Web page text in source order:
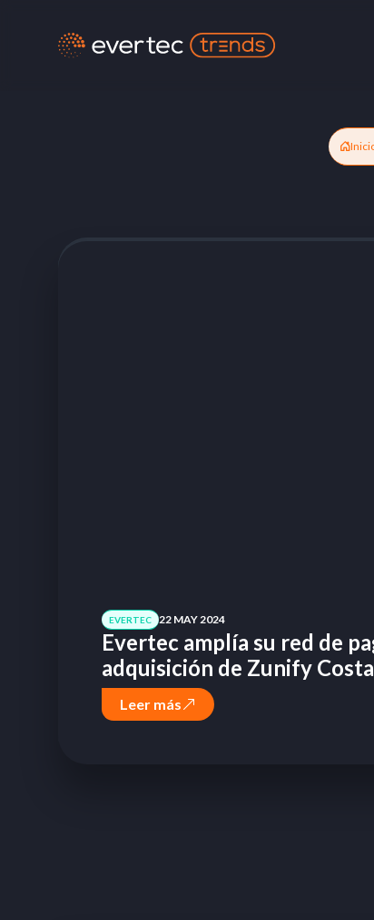
EVERTEC 22 MAY 2024
Evertec amplía su red de
adquisición de Zunify
Leer más